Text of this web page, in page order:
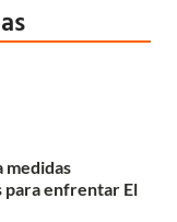
medidas
enfrentar El